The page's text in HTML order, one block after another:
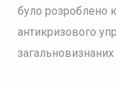
було розроблено
антикризового